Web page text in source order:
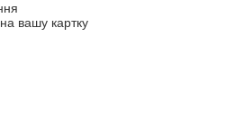
вашу картку